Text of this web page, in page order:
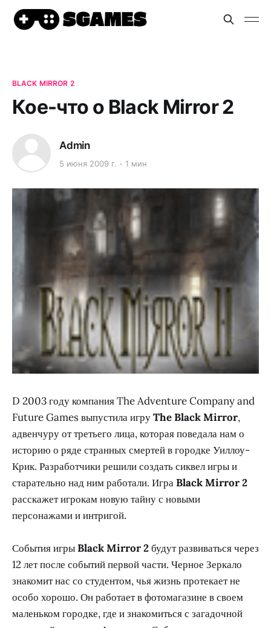
BLACK MIRROR 2
Кое-что о Black Mirror 2
Admin
5 июня 2009 г. 1 мин
D 2003 году компания The Adventure Company and
Future Games выпустила игруThe Black Mirror,
адвенчуру от третьего лица, которая поведала нам о
историю о ряде странных смертей в городке Уиллоу-
Крик. Разработчики решили создать сиквел игры и
старательно над ним работали. ИграBlack Mirror 2
расскажет игрокам новую тайну с новыми
персонажами и интригой.
События игрыBlack Mirror 2будут развиваться через
12 лет после событий первой части. Черное Зеркало
знакомит нас со студентом, чья жизнь протекает не
особо хорошо. Он работает в фотомагазине в своем
маленьком городке, где и знакомиться с загадочной